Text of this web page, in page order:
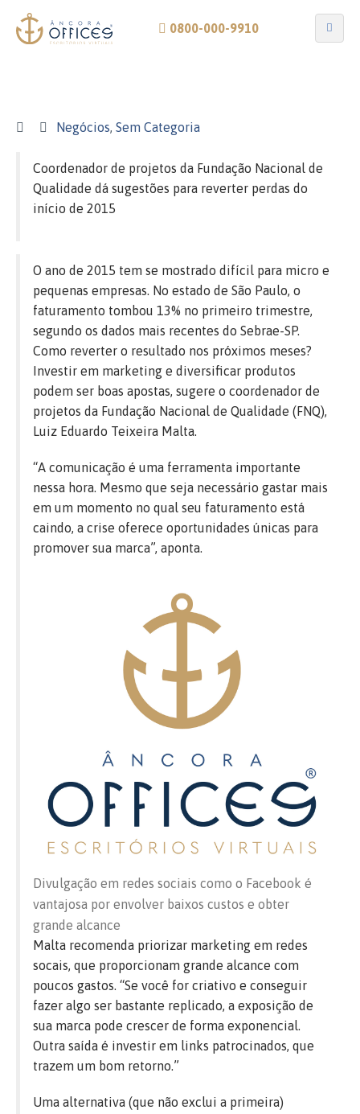
0800-000-9910
Negócios, Sem Categoria
Coordenador de projetos da Fundação Nacional de
Qualidade dá sugestões para reverter perdas do
início de 2015
O ano de 2015 tem se mostrado difícil para micro e
pequenas empresas. No estado de São Paulo, o
faturamento tombou 13% no primeiro trimestre,
segundo os dados mais recentes do Sebrae-SP.
Como reverter o resultado nos próximos meses?
Investir em marketing e diversificar produtos
podem ser boas apostas, sugere o coordenador de
projetos da Fundação Nacional de Qualidade (FNQ),
Luiz Eduardo Teixeira Malta.
“A comunicação é uma ferramenta importante
nessa hora. Mesmo que seja necessário gastar mais
em um momento no qual seu faturamento está
caindo, a crise oferece oportunidades únicas para
promover sua marca”, aponta.
Divulgação em redes sociais como o Facebook é
vantajosa por envolver baixos custos e obter
grande alcance
Malta recomenda priorizar marketing em redes
socais, que proporcionam grande alcance com
poucos gastos. “Se você for criativo e conseguir
fazer algo ser bastante replicado, a exposição de
sua marca pode crescer de forma exponencial.
Outra saída é investir em links patrocinados, que
trazem um bom retorno.”
Uma alternativa (que não exclui a primeira)